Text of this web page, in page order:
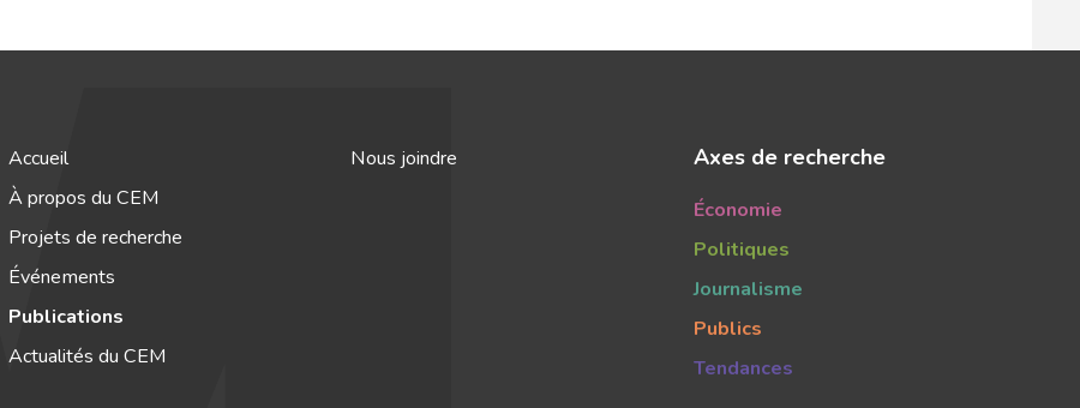
Accueil
À propos du CEM
Projets de recherche
Événements
Publications
Actualités du CEM
Nous joindre Axes de recherche
Économie
Politiques
Journalisme
Publics
Tendances